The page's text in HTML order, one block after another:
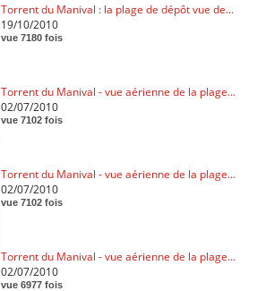
Torrent du Manival : la plage de dépôt vue de...
19/10/2010
vue 7180 fois
Torrent du Manival - vue aérienne de la plage...
02/07/2010
vue 7102 fois
Torrent du Manival - vue aérienne de la plage...
02/07/2010
vue 7102 fois
Torrent du Manival - vue aérienne de la plage...
02/07/2010
vue 6977 fois